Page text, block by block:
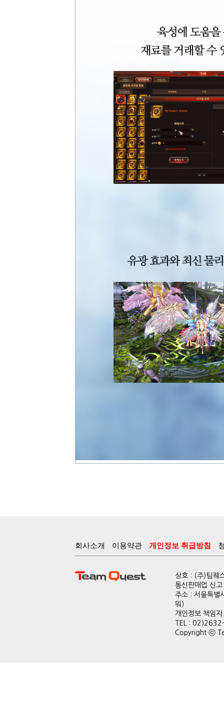
회사소개 이용약관 개인정보 취급방침
상호 : (주)팀퀘
통신판매업 신
주소 : 서울특
워)
개인정보 책
TEL :
Copyright ⓒ